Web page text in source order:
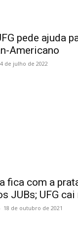
pede ajuda
Americano
de julho de 2022
fica com a
JUBs; UFG
- 18 de outubro de 2021